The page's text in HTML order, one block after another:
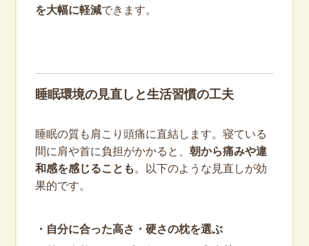
を大幅に軽減できます。
睡眠環境の見直しと生活習慣の工夫
睡眠の質も肩こり頭痛に直結します。寝ている
間に肩や首に負担がかかると、 朝から痛みや違
和感を感じることも 。以下のような見直しが効
果的です。
・自分に合った高さ・硬さの枕を選ぶ